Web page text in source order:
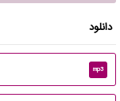
دانلود
mp3